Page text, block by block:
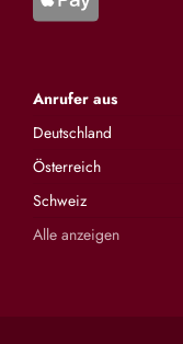
Anrufer aus
Deutschland
Österreich
Schweiz
Alle anzeigen